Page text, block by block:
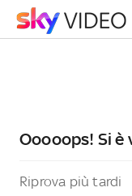
Ooooops! Si
Riprova più tardi